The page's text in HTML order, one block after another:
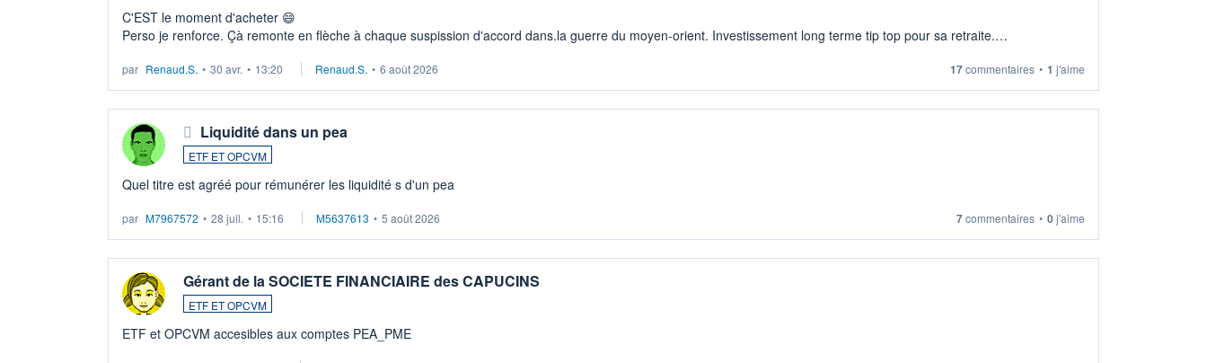
C'EST le moment d'acheter 😄​
Perso je renforce. Çà remonte en flèche à chaque suspission d'accord dans.la guerre du moyen-orient. Investissement long terme tip top pour sa retraite.
par Renaud.S. • 30 avr. • 13:20 Renaud.S. • 6 août 2026 17commentaires • 1 j'aime
Liquidité dans un pea
ETF ET OPCVM
Quel titre est agréé pour rémunérer les liquidité s d'un pea
par M7967572 • 28 juil. • 15:16 M5637613 • 5 août 2026 7commentaires • 0j'aime
Gérant de la SOCIETE FINANCIAIRE des CAPUCINS
ETF ET OPCVM
ETF et OPCVM accesibles aux comptes PEA_PME